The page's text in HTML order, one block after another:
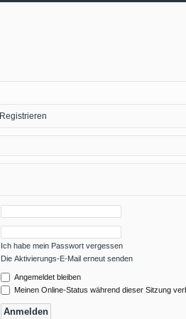
Registrieren
Ich habe mein Passwort vergessen
Die Aktivierungs-E-Mail erneut senden
Angemeldet bleiben
Meinen Online-Status während dieser Sitzung